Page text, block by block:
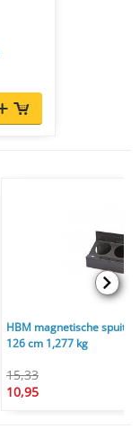
HBM magnetische
126 cm 1,277 kg
15,33
10,95